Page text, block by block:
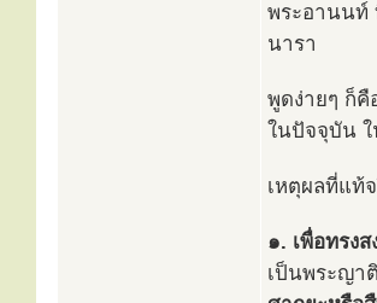
พระอานนท์
นารา
พูดง่ายๆ ก็คื
ในปัจจุบัน
เหตุผลที่แท้
๑. เพื่อทรง
เป็นพระญา